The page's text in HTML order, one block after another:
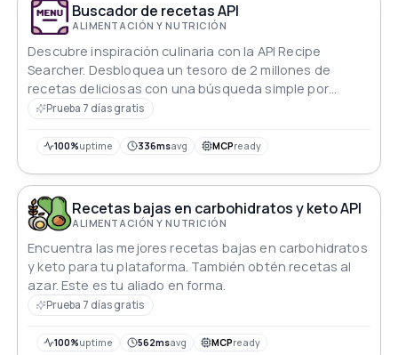
Buscador de recetas API
ALIMENTACIÓN Y NUTRICIÓN
Descubre inspiración culinaria con la API Recipe
Searcher. Desbloquea un tesoro de 2 millones de
recetas deliciosas con una búsqueda simple por
palabra clave. Desde suculentos platos principales
para satisfacer cualquier antojo. Abraza tu chef
tu mano.
Prueba 7 días gratis
100%uptime 336msavg MCPready
Recetas bajas en carbohidratos y keto API
ALIMENTACIÓN Y NUTRICIÓN
Encuentra las mejores recetas bajas en carbohidratos
y keto para tu plataforma. También obtén recetas al
azar. Este es tu aliado en forma.
Prueba 7 días gratis
100%uptime 562msavg MCPready